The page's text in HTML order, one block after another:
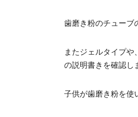
歯磨き粉のチューブ
またジェルタイプ
の説明書きを確認し
子供が歯磨き粉を使